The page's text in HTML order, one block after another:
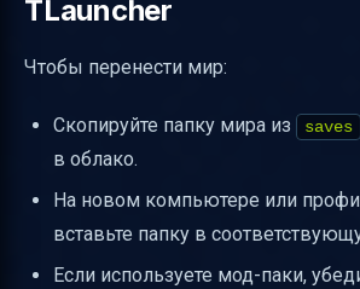
TLauncher
Чтобы перенести мир:
Скопируйте папку мира из saves
в облако.
На новом компьютере или
вставьте папку в
Если используете мод-паки,